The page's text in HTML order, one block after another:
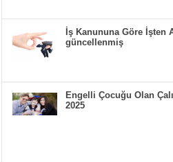
İş Kanununa Göre İşten
güncellenmiş
Engelli Çocuğu Olan
2025